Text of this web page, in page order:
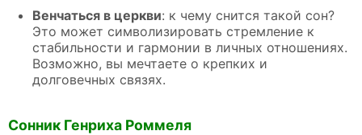
Венчаться в церкви: к чему снится такой сон?
Это может символизировать стремление к
стабильности и гармонии в личных отношениях.
Возможно, вы мечтаете о крепких и
долговечных связях.
Сонник Генриха Роммеля